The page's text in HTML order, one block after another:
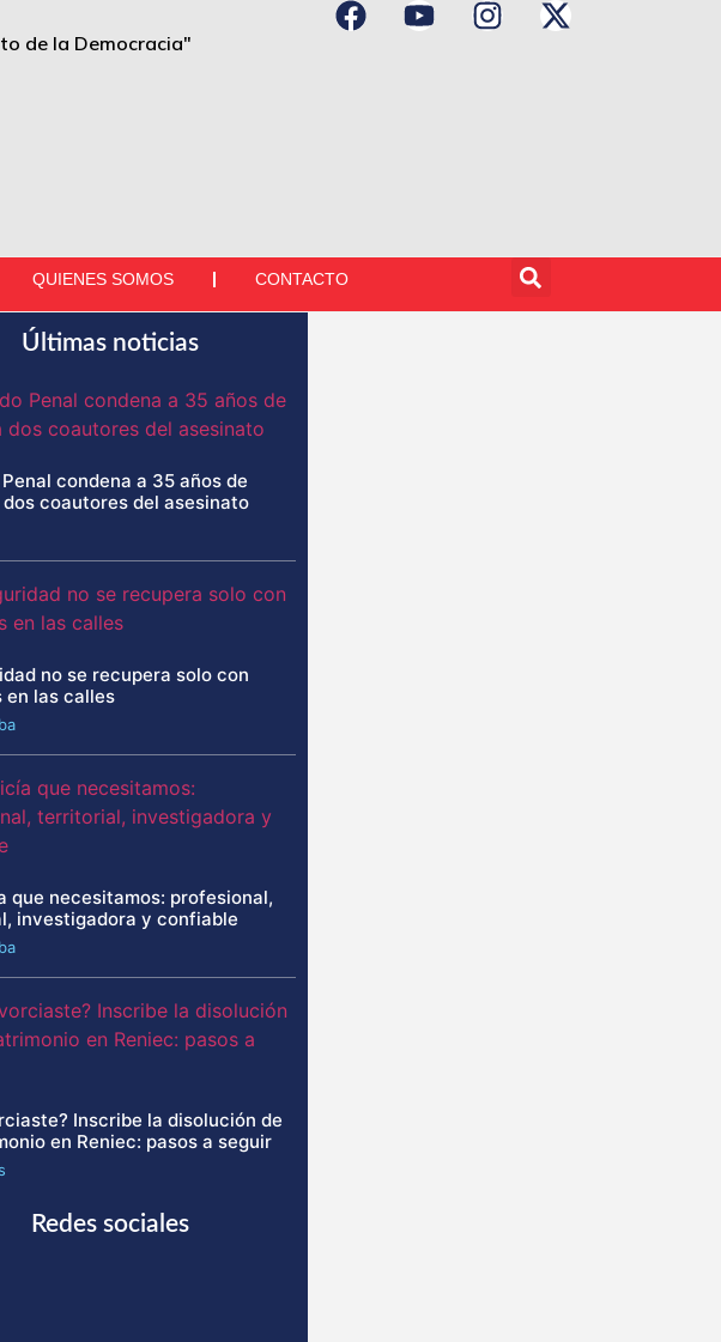
de la Democracia"
QUIENES SOMOS CONTACTO
Últimas noticias
condena a 35 años de
coautores del asesinato
no se recupera solo con
en las calles
que necesitamos: profesional,
investigadora y confiable
Inscribe la disolución de
en Reniec: pasos a seguir
Redes sociales